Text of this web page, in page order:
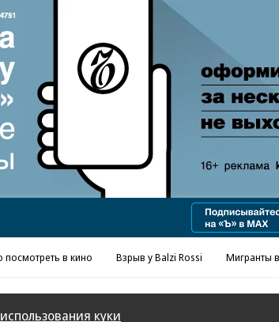
посмотреть в кино Взрыв у Balzi Rossi Мигранты
куки